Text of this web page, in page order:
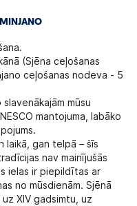
(Sjēna ceļošanas
ceļošanas nodeva - 5
mūsu
mantojuma, labāko
laikā, gan telpā – šīs
nav mainījušās
ielas ir piepildītas ar
no mūsdienām. Sjēnā
XIV gadsimtu, uz